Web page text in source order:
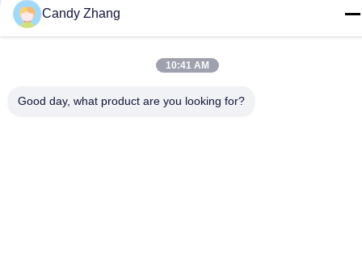
China Goed Kwaliteit Multilayer PCB Auteursrecht © 2024-2026
voorbehouden.
Candy Zhang
10:41 AM
Good day, what product are you looking for?